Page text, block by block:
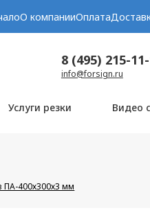
О компанииОплата
8 (495) 215-
info@forsign.ru
Услуги резки Видео
ПА-400х300х3 мм